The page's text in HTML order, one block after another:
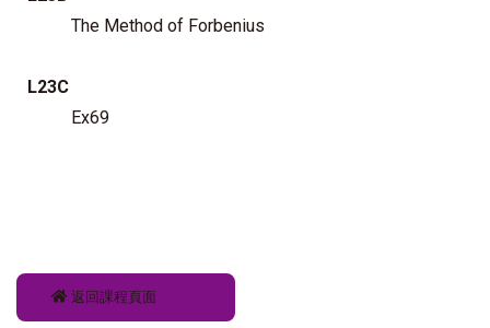
The Method of Forbenius
L23C
Ex69
返回課程頁面